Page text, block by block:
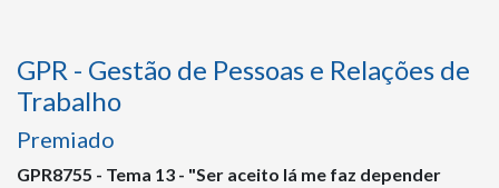
GPR - Gestão de Pessoas e Relações de
Trabalho
Premiado
GPR8755 - Tema 13 - "Ser aceito lá me faz depender